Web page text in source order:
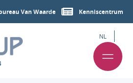
Van Waarde Kenniscentrum
NL